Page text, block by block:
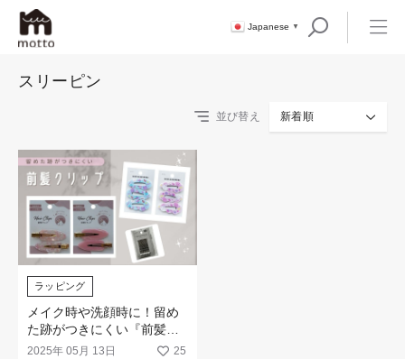
Japanese ▼
スリーピン
並び替え 新着順
ラッピング
メイク時や洗顔時に！留め
た跡がつきにくい『前髪ク
リップ』や『スリーピン』
2025年 05月 13日 25